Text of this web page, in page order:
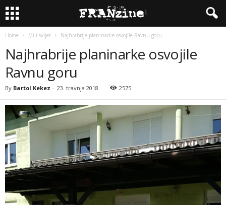
Home Mi i svijet Najhrabrije planinarke osvojile Ravnu goru
Najhrabrije planinarke osvojile
Ravnu goru
By Bartol Kekez - 23. travnja 2018. 2575